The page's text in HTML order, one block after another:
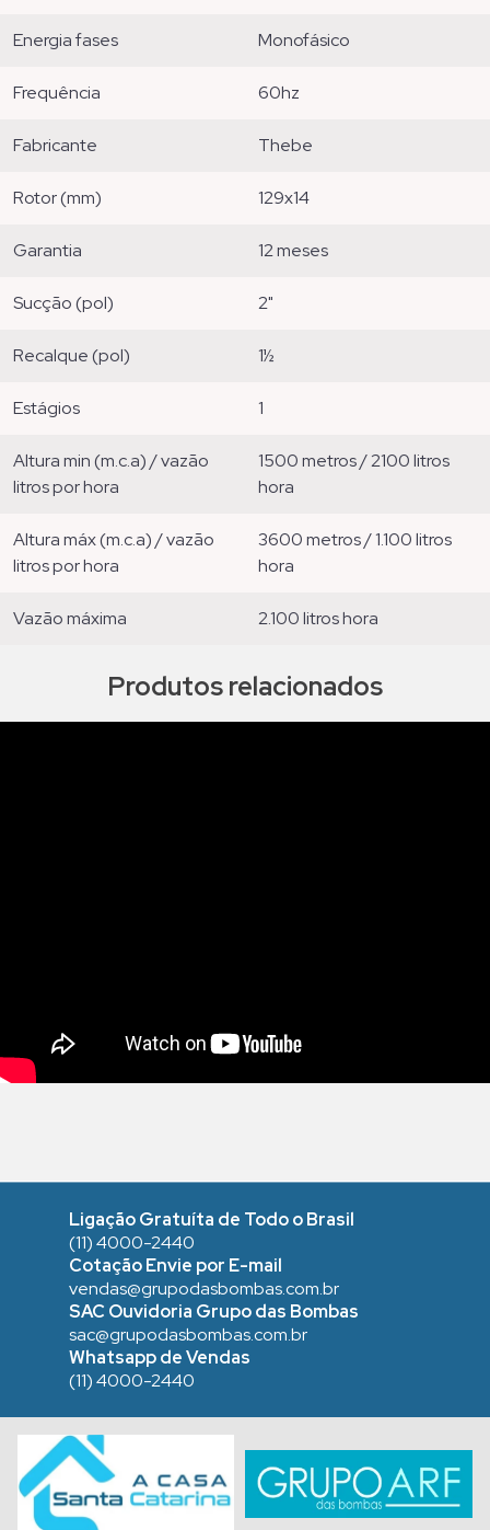
energia fases monofásico
frequência 60hz
fabricante thebe
rotor (mm) 129x14
garantia 12 meses
sucção (pol) 2"
recalque (pol) 1½
estágios 1
altura min (m.c.a) / vazão
litros por hora
1500 metros / 2100 litros
hora
altura máx (m.c.a) / vazão
litros por hora
3600 metros / 1.100 litros
hora
vazão máxima 2.100 litros hora
Produtos relacionados
Ligação Gratuíta de Todo o Brasil
(11) 4000-2440
Cotação Envie por E-mail
vendas@grupodasbombas.com.br
SAC Ouvidoria Grupo das Bombas
sac@grupodasbombas.com.br
Whatsapp de Vendas
(11) 4000-2440